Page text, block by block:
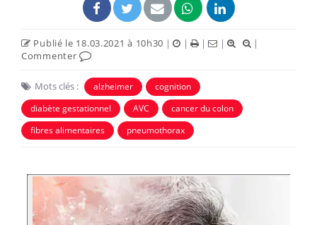
Publié le 18.03.2021 à 10h30 | | | |
|
Commenter
Mots clés : alzheimer
cognition
diabète gestationnel
AVC
cancer du colon
fibres alimentaires
pneumothorax